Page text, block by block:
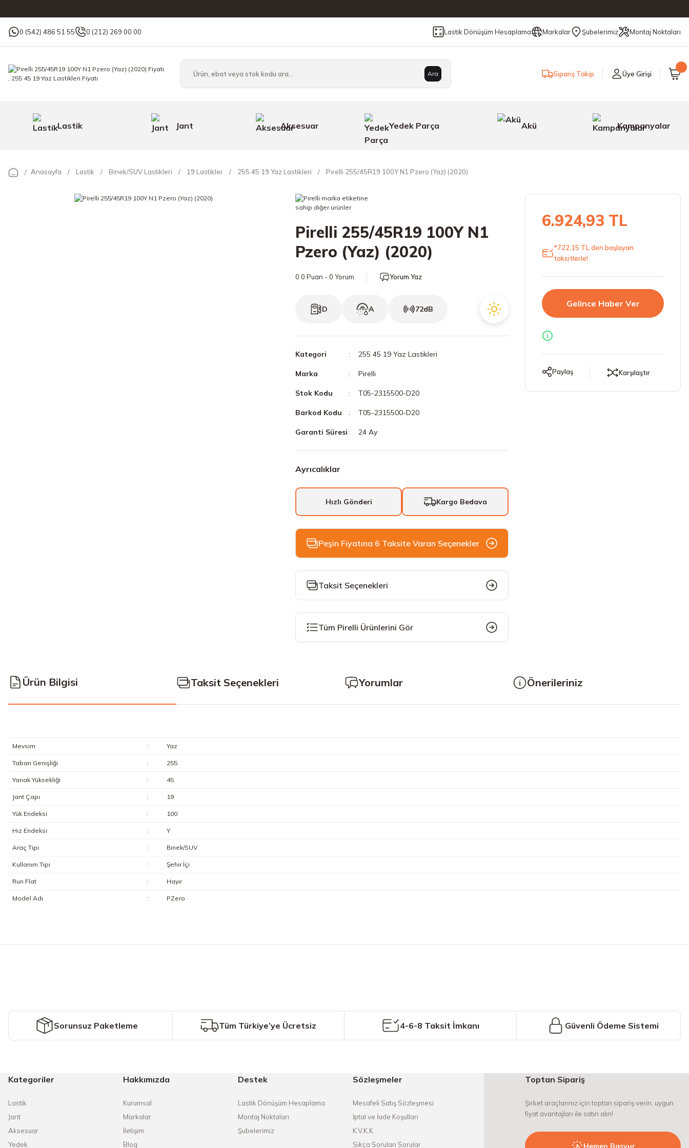
0 (542) 486 51 55 0 (212) 269 00 00 Lastik Dönüşüm Hesaplama Markalar Şubelerimiz Montaj Noktaları
Ara Sipariş Takip Üye Girişi
Lastik Jant Aksesuar Yedek Parça Akü Kampanyalar
Anasayfa Lastik Binek/SUV Lastikleri 19 Lastikler 255 45 19 Yaz Lastikleri Pirelli 255/45R19 100Y N1 Pzero (Yaz) (2020)
Pirelli 255/45R19 100Y N1
Pzero (Yaz) (2020)
0.0 Puan - 0 Yorum Yorum Yaz
D A 72dB
Kategori 255 45 19 Yaz Lastikleri
Marka Pirelli
Stok Kodu T05-2315500-D20
Barkod Kodu T05-2315500-D20
Garanti Süresi 24 Ay
Ayrıcalıklar
Hızlı Gönderi Kargo Bedava
Peşin Fiyatına 6 Taksite Varan Seçenekler
Taksit Seçenekleri
Tüm Pirelli Ürünlerini Gör
6.924,93 TL
*722,15 TL den başlayan
taksitlerle!
Gelince Haber Ver
Paylaş Karşılaştır
Ürün Bilgisi Taksit Seçenekleri Yorumlar Önerileriniz
Mevsim : Yaz
Taban Genişliği : 255
Yanak Yüksekliği : 45
Jant Çapı : 19
Yük Endeksi : 100
Hız Endeksi : Y
Araç Tipi : Binek/SUV
Kullanım Tipi : Şehir İçi
Run Flat : Hayır
Model Adı : PZero
Ürün fiyatı diğer sitelerden daha pahalı.
Bu ürüne benzer farklı alternatifler olmalı.
Sorunsuz Paketleme Tüm Türkiye’ye Ücretsiz 4-6-8 Taksit İmkanı Güvenli Ödeme Sistemi
Kategoriler
Lastik
Jant
Aksesuar
Yedek
Hakkımızda
Kurumsal
Markalar
İletişim
Blog
Destek
Lastik Dönüşüm Hesaplama
Montaj Noktaları
Şubelerimiz
Sözleşmeler
Mesafeli Satış Sözleşmesi
İptal ve İade Koşulları
K.V.K.K
Sıkça Sorulan Sorular
Toptan Sipariş
Şirket araçlarınız için toptan sipariş verin, uygun
fiyat avantajları ile satın alın!
Hemen Başvur